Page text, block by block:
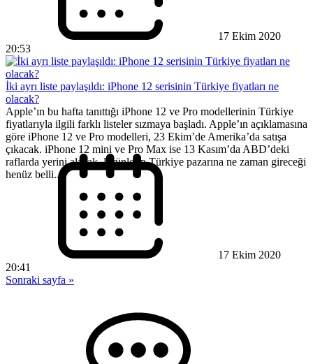
17 Ekim 2020
20:53
İki ayrı liste paylaşıldı: iPhone 12 serisinin Türkiye fiyatları ne
olacak?
Apple’ın bu hafta tanıttığı iPhone 12 ve Pro modellerinin Türkiye
fiyatlarıyla ilgili farklı listeler sızmaya başladı. Apple’ın açıklamasına
göre iPhone 12 ve Pro modelleri, 23 Ekim’de Amerika’da satışa
çıkacak. iPhone 12 mini ve Pro Max ise 13 Kasım’da ABD’deki
raflarda yerini alacak. Ürünlerin Türkiye pazarına ne zaman gireceği
henüz belli...
17 Ekim 2020
20:41
Sonraki sayfa »